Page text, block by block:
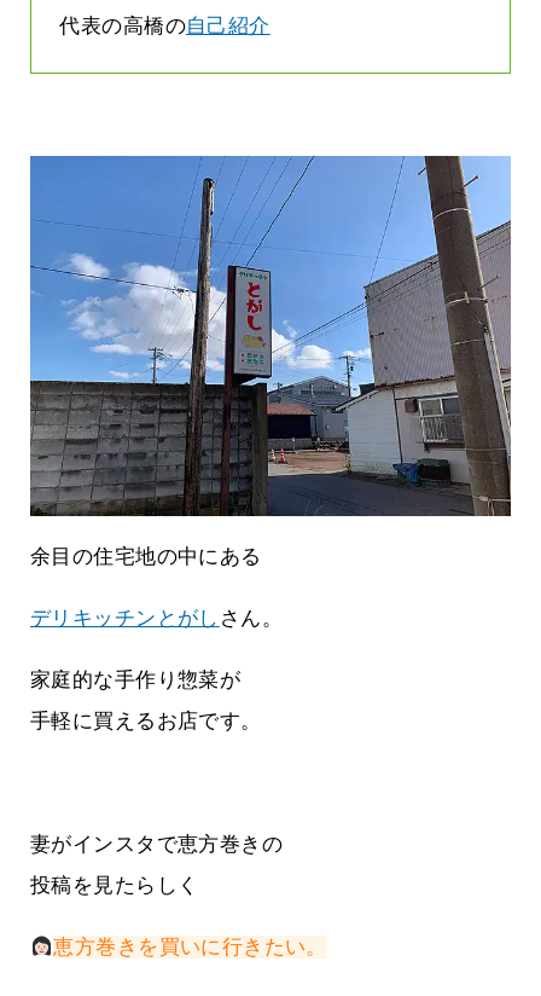
代表の高橋の自己紹介
余目の住宅地の中にある
デリキッチンとがし さん。
家庭的な手作り惣菜が
手軽に買えるお店です。
妻がインスタで恵方巻きの
投稿を見たらしく
恵方巻きを買いに行きたい。